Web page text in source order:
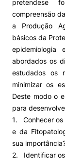
pretende­se
compreensão
a Produção
básicos da
epidemiologia
abordados os
estudados os
minimizar os
Deste modo o
para
1. Conhecer os
e da
sua
2. Identificar os